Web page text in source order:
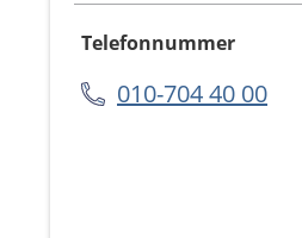
Telefonnummer
010-704 40 00